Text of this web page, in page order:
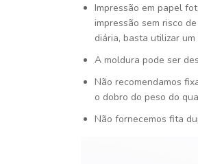
Impressão em papel
impressão sem risco
diária, basta utilizar
A moldura pode ser
Não recomendamos
o dobro do peso do
Não fornecemos fita